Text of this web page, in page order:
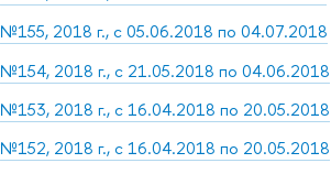
№155, 2018 г., с 05.06.2018 по 04.07.2018
№154, 2018 г., с 21.05.2018 по 04.06.2018
№153, 2018 г., с 16.04.2018 по 20.05.2018
№152, 2018 г., с 16.04.2018 по 20.05.2018